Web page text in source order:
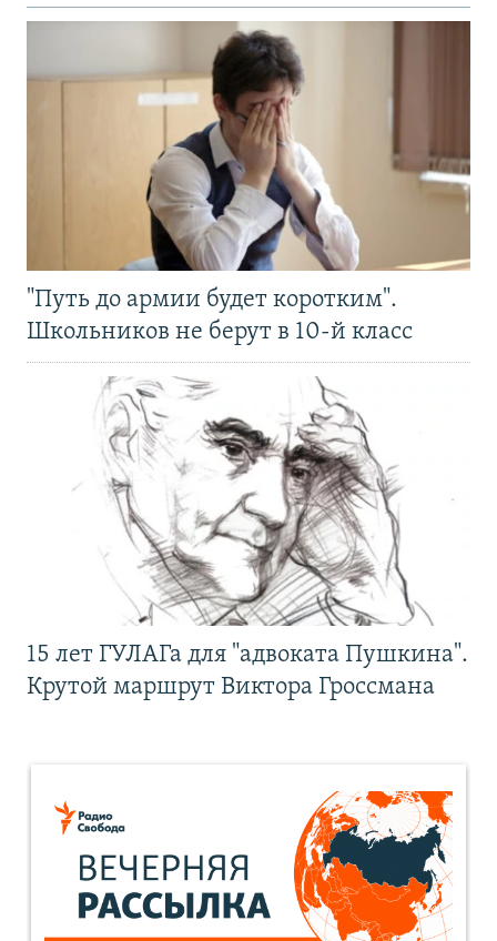
"Путь до армии будет коротким".
Школьников не берут в 10-й класс
15 лет ГУЛАГа для "адвоката Пушкина".
Крутой маршрут Виктора Гроссмана